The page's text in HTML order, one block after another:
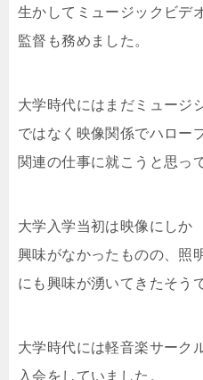
生かしてミュージックビデ
監督も務めました。
大学時代にはまだミュージ
ではなく映像関係でハロー
関連の仕事に就こうと思っ
大学入学当初は映像にしか
興味がなかったものの、照
にも興味が湧いてきたそう
大学時代には軽音楽サーク
入会をしていました。